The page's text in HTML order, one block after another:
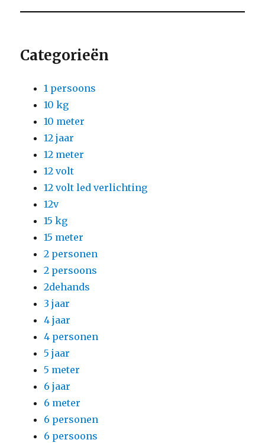
Categorieën
1 persoons
10 kg
10 meter
12 jaar
12 meter
12 volt
12 volt led verlichting
12v
15 kg
15 meter
2 personen
2 persoons
2dehands
3 jaar
4 jaar
4 personen
5 jaar
5 meter
6 jaar
6 meter
6 personen
6 persoons